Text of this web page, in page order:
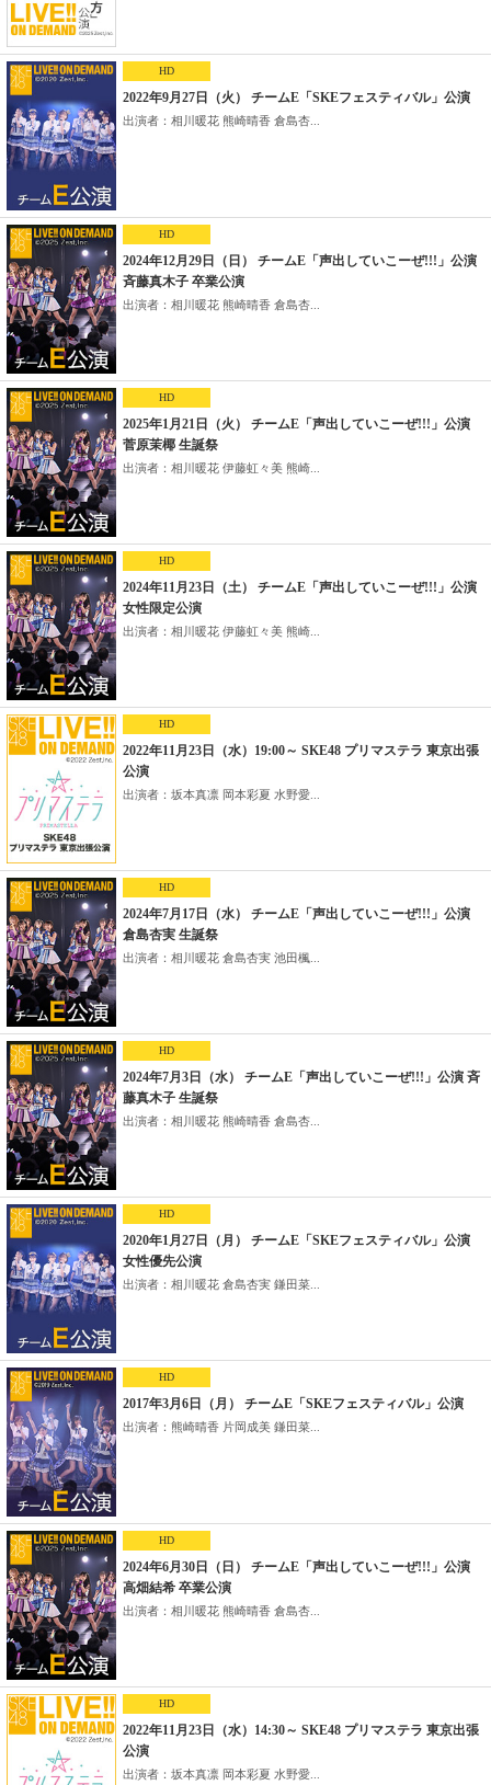
HD
2022年9月27日（火） チームE「SKEフェスティバル」公演
出演者：相川暖花 熊崎晴香 倉島杏...
HD
2024年12月29日（日） チームE「声出していこーぜ!!!」公演
斉藤真木子 卒業公演
出演者：相川暖花 熊崎晴香 倉島杏...
HD
2025年1月21日（火） チームE「声出していこーぜ!!!」公演
菅原茉椰 生誕祭
出演者：相川暖花 伊藤虹々美 熊崎...
HD
2024年11月23日（土） チームE「声出していこーぜ!!!」公演
女性限定公演
出演者：相川暖花 伊藤虹々美 熊崎...
HD
2022年11月23日（水）19:00～ SKE48 プリマステラ 東京出張
公演
出演者：坂本真凛 岡本彩夏 水野愛...
HD
2024年7月17日（水） チームE「声出していこーぜ!!!」公演
倉島杏実 生誕祭
出演者：相川暖花 倉島杏実 池田楓...
HD
2024年7月3日（水） チームE「声出していこーぜ!!!」公演 斉
藤真木子 生誕祭
出演者：相川暖花 熊崎晴香 倉島杏...
HD
2020年1月27日（月） チームE「SKEフェスティバル」公演
女性優先公演
出演者：相川暖花 倉島杏実 鎌田菜...
HD
2017年3月6日（月） チームE「SKEフェスティバル」公演
出演者：熊崎晴香 片岡成美 鎌田菜...
HD
2024年6月30日（日） チームE「声出していこーぜ!!!」公演
高畑結希 卒業公演
出演者：相川暖花 熊崎晴香 倉島杏...
HD
2022年11月23日（水）14:30～ SKE48 プリマステラ 東京出張
公演
出演者：坂本真凛 岡本彩夏 水野愛...